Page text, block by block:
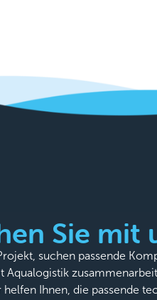
Sie mit
suchen passende
Aqualogistik
helfen Ihnen, die passende